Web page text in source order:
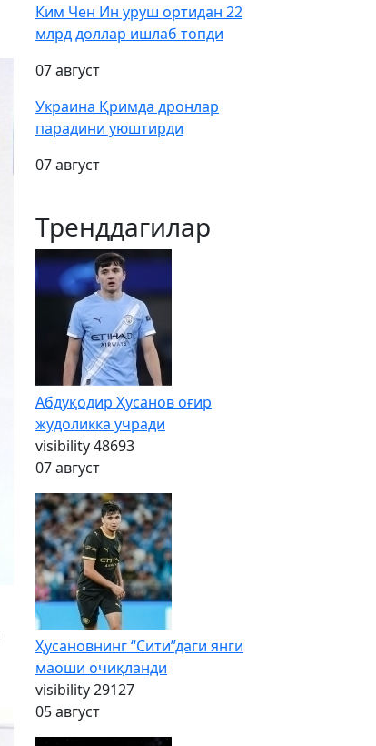
Ким Чен Ин уруш ортидан 22
млрд доллар ишлаб топди
07 август
Украина Қримда дронлар
парадини уюштирди
07 август
Тренддагилар
Абдуқодир Ҳусанов оғир
жудоликка учради
visibility48693
07 август
Ҳусановнинг “Сити”даги янги
маоши очиқланди
visibility29127
05 август